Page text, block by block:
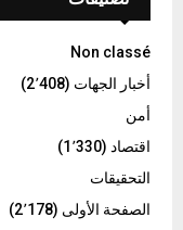
Non classé
أخبار الجهات (2٬408)
أمن
اقتصاد (1٬330)
التحقيقات
الصفحة الأولى (2٬178)